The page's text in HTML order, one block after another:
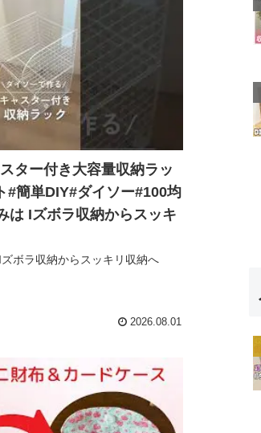
ター付き大容量収納ラッ
#簡単DIY#ダイソー#100均
は Iズボラ収納からスッキ
ボラ収納からスッキリ収納へ
2026.08.01